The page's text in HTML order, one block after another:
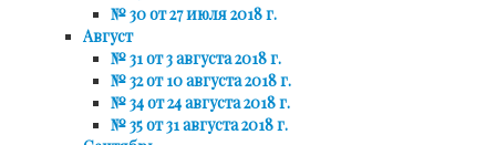
№ 30 от 27 июля 2018 г.
Август
№ 31 от 3 августа 2018 г.
№ 32 от 10 августа 2018 г.
№ 34 от 24 августа 2018 г.
№ 35 от 31 августа 2018 г.